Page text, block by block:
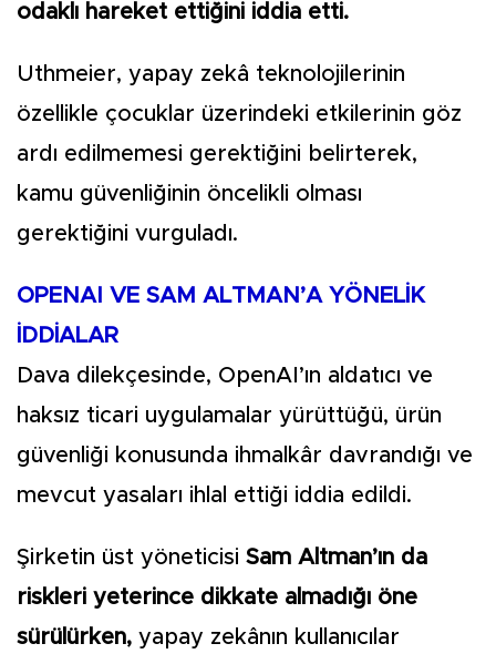
odaklı hareket ettiğini iddia etti.
Uthmeier, yapay zekâ teknolojilerinin
özellikle çocuklar üzerindeki etkilerinin göz
ardı edilmemesi gerektiğini belirterek,
kamu güvenliğinin öncelikli olması
gerektiğini vurguladı.
OPENAI VE SAM ALTMAN’A YÖNELİK
İDDİALAR
Dava dilekçesinde, OpenAI’ın aldatıcı ve
haksız ticari uygulamalar yürüttüğü, ürün
güvenliği konusunda ihmalkâr davrandığı ve
mevcut yasaları ihlal ettiği iddia edildi.
Şirketin üst yöneticisi Sam Altman’ın da
riskleri yeterince dikkate almadığı öne
sürülürken, yapay zekânın kullanıcılar